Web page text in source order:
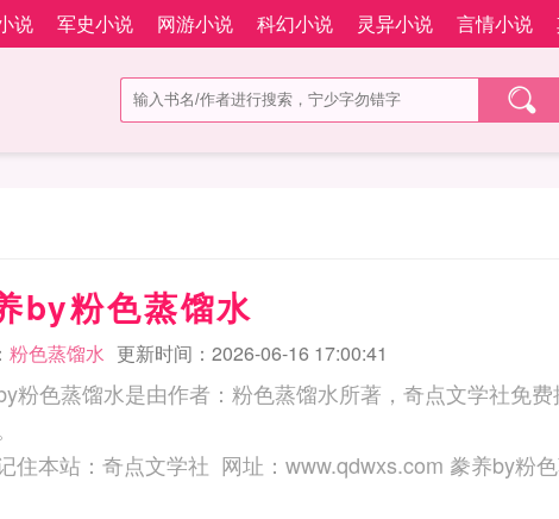
说 军史小说 网游小说 科幻小说 灵异小说 言情小说
by粉色蒸馏水
粉色蒸馏水 更新时间：2026-06-16 17:00:41
粉色蒸馏水是由作者：粉色蒸馏水所著，奇点文学社免
三秒记住本站：奇点文学社 网址：